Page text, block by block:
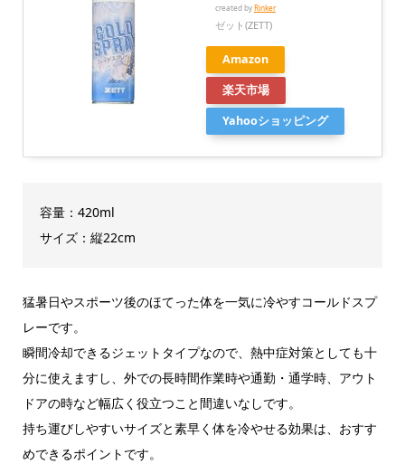
created byRinker
ゼット(ZETT)
Amazon
楽天市場
Yahooショッピング
容量：420ml
サイズ：縦‎22cm
猛暑日やスポーツ後のほてった体を一気に冷やすコールドスプ
レーです。
瞬間冷却できるジェットタイプなので、熱中症対策としても十
分に使えますし、外での長時間作業時や通勤・通学時、アウト
ドアの時など幅広く役立つこと間違いなしです。
持ち運びしやすいサイズと素早く体を冷やせる効果は、おすす
めできるポイントです。